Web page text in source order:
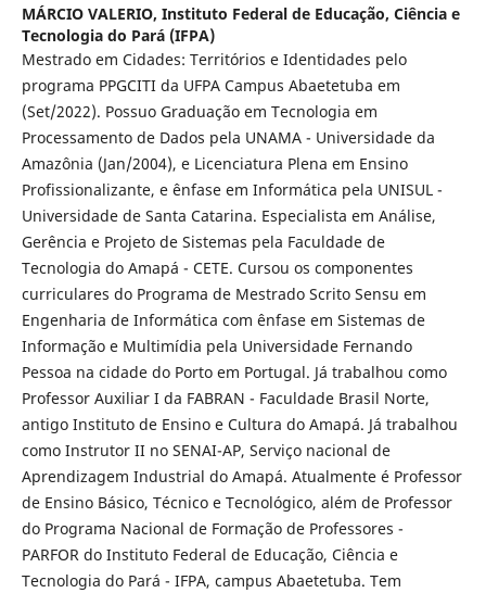
MÁRCIO VALERIO, Instituto Federal de Educação, Ciência e
Tecnologia do Pará (IFPA)
Mestrado em Cidades: Territórios e Identidades pelo
programa PPGCITI da UFPA Campus Abaetetuba em
(Set/2022). Possuo Graduação em Tecnologia em
Processamento de Dados pela UNAMA - Universidade da
Amazônia (Jan/2004), e Licenciatura Plena em Ensino
Profissionalizante, e ênfase em Informática pela UNISUL -
Universidade de Santa Catarina. Especialista em Análise,
Gerência e Projeto de Sistemas pela Faculdade de
Tecnologia do Amapá - CETE. Cursou os componentes
curriculares do Programa de Mestrado Scrito Sensu em
Engenharia de Informática com ênfase em Sistemas de
Informação e Multimídia pela Universidade Fernando
Pessoa na cidade do Porto em Portugal. Já trabalhou como
Professor Auxiliar I da FABRAN - Faculdade Brasil Norte,
antigo Instituto de Ensino e Cultura do Amapá. Já trabalhou
como Instrutor II no SENAI-AP, Serviço nacional de
Aprendizagem Industrial do Amapá. Atualmente é Professor
de Ensino Básico, Técnico e Tecnológico, além de Professor
do Programa Nacional de Formação de Professores -
PARFOR do Instituto Federal de Educação, Ciência e
Tecnologia do Pará - IFPA, campus Abaetetuba. Tem